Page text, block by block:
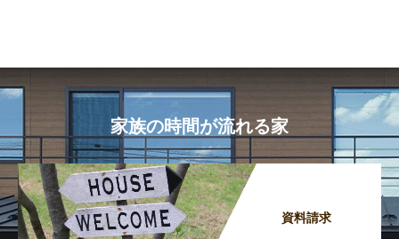
家族の時間が流れる家
資料請求